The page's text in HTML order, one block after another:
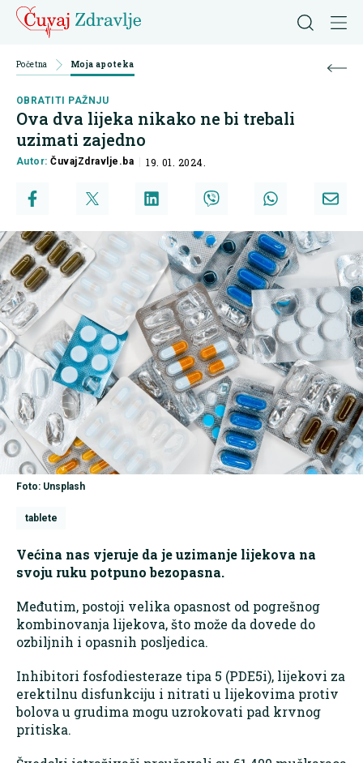
Početna Moja apoteka
OBRATITI PAŽNJU
Ova dva lijeka nikako ne bi trebali
uzimati zajedno
Autor:ČuvajZdravlje.ba 19. 01. 2024.
Foto: Unsplash
tablete
Većina nas vjeruje da je uzimanje lijekova na
svoju ruku potpuno bezopasna.
Međutim, postoji velika opasnost od pogrešnog
kombinovanja lijekova, što može da dovede do
ozbiljnih i opasnih posljedica.
Inhibitori fosfodiesteraze tipa 5 (PDE5i), lijekovi za
erektilnu disfunkciju i nitrati u lijekovima protiv
bolova u grudima mogu uzrokovati pad krvnog
pritiska.